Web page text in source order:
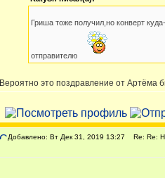
Гриша тоже получил,но конверт
отправителю
Вероятно это поздравление от Артёма
Добавлено: Вт Дек 31, 2019 13:27 Re: Re: